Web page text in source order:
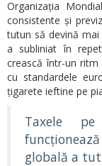
Organizația
consistente și
tutun să devină
a subliniat în
crească într-un
cu standardele
țigarete ieftine pe
Taxele
globală a